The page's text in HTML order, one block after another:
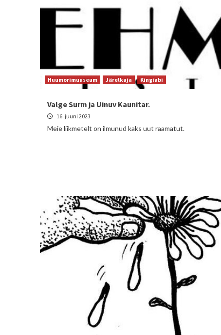
Huumorimuuseum Järelkaja Kingiabi
Valge Surm ja Uinuv Kaunitar.
16. juuni 2023
Meie liikmetelt on ilmunud kaks uut raamatut.